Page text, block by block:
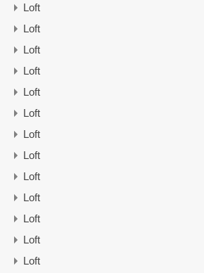
Loft
Loft
Loft
Loft
Loft
Loft
Loft
Loft
Loft
Loft
Loft
Loft
Loft